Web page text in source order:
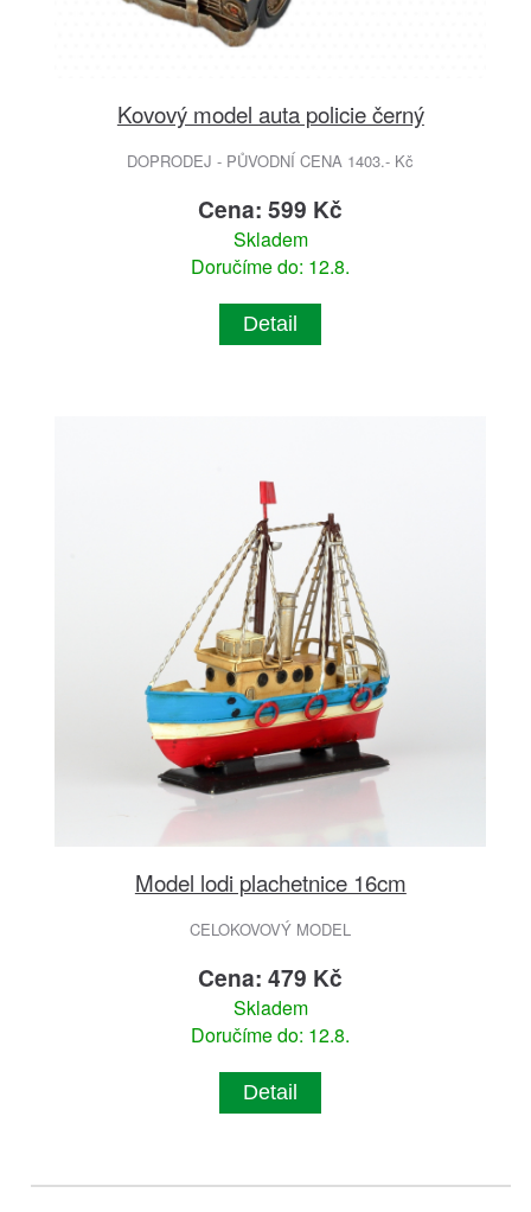
Kovový model auta policie černý
DOPRODEJ - PŮVODNÍ CENA 1403.- Kč
Cena: 599 Kč
Skladem
Doručíme do: 12.8.
Detail
Model lodi plachetnice 16cm
CELOKOVOVÝ MODEL
Cena: 479 Kč
Skladem
Doručíme do: 12.8.
Detail